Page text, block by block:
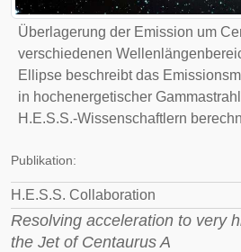
Überlagerung der Emission um
verschiedenen
Ellipse beschreibt das
in hochenergetischer
H.E.S.S.-Wissenschaftlern
Publikation:
H.E.S.S. Collaboration
Resolving acceleration to very
the Jet of Centaurus A